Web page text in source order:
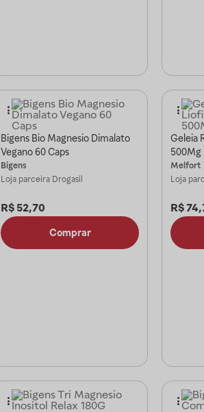
Bigens Bio Magnesio Dimalato
Vegano 60 Caps
Bigens
Loja parceira Drogasil
R$ 52,70
Comprar
Geleia
Melfort
Loja
R$